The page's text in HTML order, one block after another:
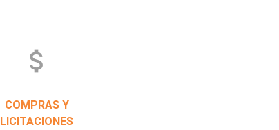
attach_money
COMPRAS Y
LICITACIONES